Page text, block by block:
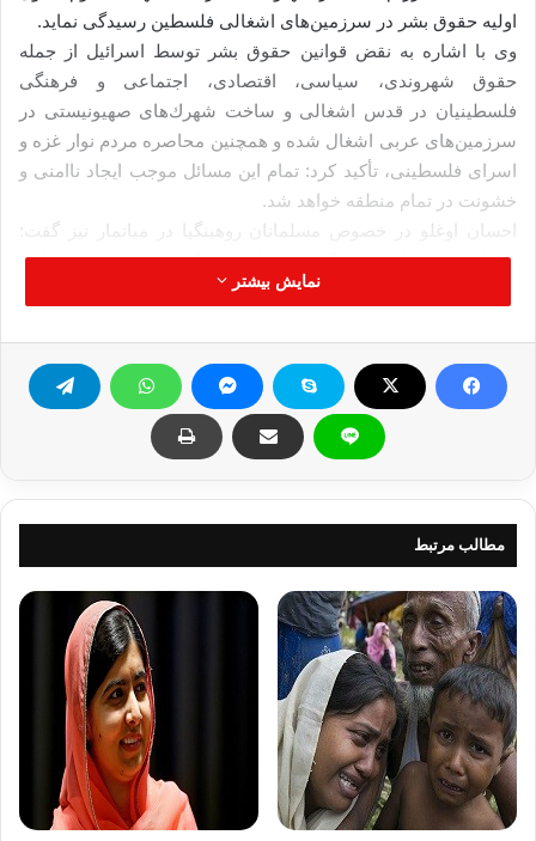
اولیه حقوق بشر در سرزمین‌های اشغالی فلسطین رسیدگی نماید.
وی با اشاره به نقض قوانین حقوق بشر توسط اسرائیل از جمله
حقوق شهروندی، سیاسی، اقتصادی، اجتماعی و فرهنگی
فلسطینیان در قدس اشغالی و ساخت شهرك‌های صهیونیستی در
سرزمین‌های عربی اشغال شده و همچنین محاصره مردم نوار غزه و
اسرای فلسطینی، تأكید كرد:‌ تمام این مسائل موجب ایجاد ناامنی و
خشونت در تمام منطقه خواهد شد.
احسان اوغلو در خصوص مسلمانان روهینگیا در میانمار نیز گفت:
اوضاع مسلمانان روهینگیا منبع اصلی نگرانی سازمان همكاری
اسلامی است، به ویژه كه حقوق این مسلمانان نیز به شدت نادیده
سازمان همكاری اسلامی خواستار بررسی اوضاع
مسلمانان فلسطین و میانمار شد
وضعیت رقت بار مسلمانان فلسطین
کپی آدرس
نمایش بیشتر
مطالب مرتبط